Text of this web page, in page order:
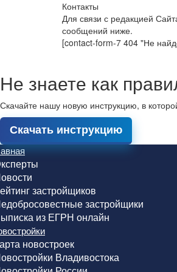
Контакты
Для связи с редакцией
сообщений ниже.
[contact-form-7 404 "Не
Не знаете как
Скачайте нашу новую инструкцию, в
Скачать инструкцию
застройщиков
застройщики
из ЕГРН онлайн
новостроек
Владивостока